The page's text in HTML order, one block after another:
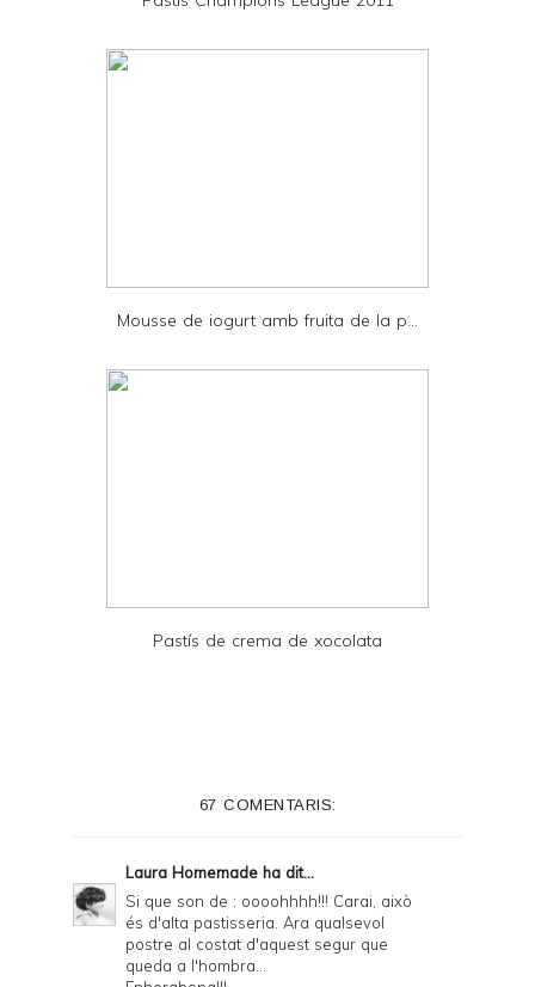
d
Mousse de iogurt amb fruita de la p...
Pastís de crema de xocolata
67 COMENTARIS:
Laura Homemade ha dit...
Si que son de : oooohhhh!!! Carai, això
és d'alta pastisseria. Ara qualsevol
postre al costat d'aquest segur que
queda a l'hombra...